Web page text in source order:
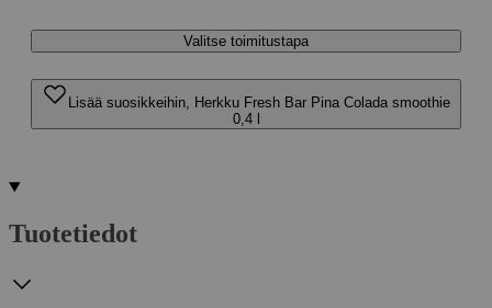
Valitse toimitustapa
Lisää suosikkeihin, Herkku Fresh Bar Pina Colada smoothie
0,4 l
Tuotetiedot